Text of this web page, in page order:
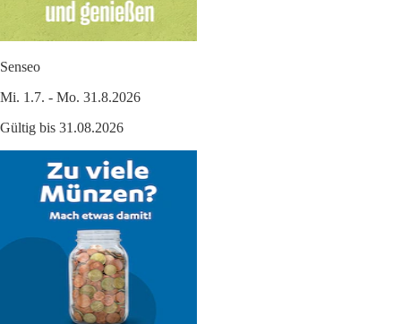
Senseo
Mi. 1.7. - Mo. 31.8.2026
Gültig bis 31.08.2026